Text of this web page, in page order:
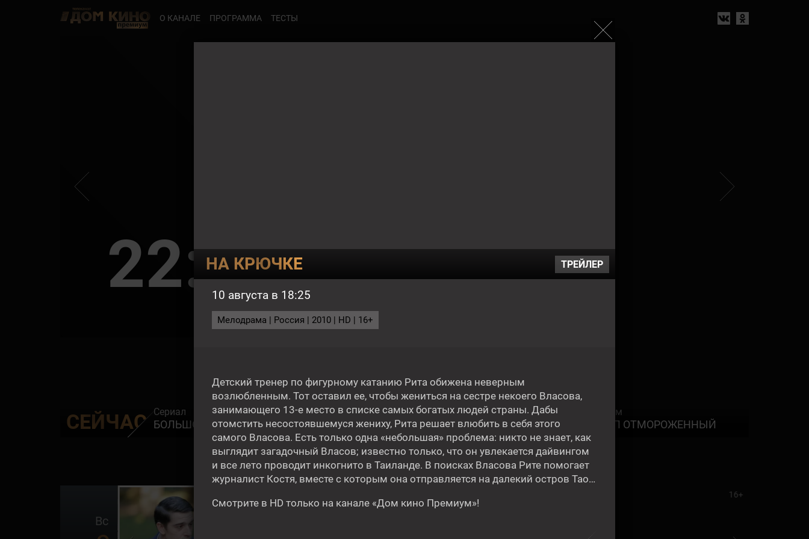
О КАНАЛЕ ПРОГРАММА ТЕСТЫ
22:35 БРАТ ВО ВСЁМ
СЕГОДНЯ
СЕЙЧАС Сериал
БОЛЬШОЕ НЕБО 22:35 Фильм
БРАТ ВО ВСЁМ 0:00 Фильм
КАРП ОТМОРОЖЕННЫЙ
Вс
16+
НА КРЮЧКЕ ТРЕЙЛЕР
10 августа в 18:25
Мелодрама | Россия | 2010 | HD | 16+
Детский тренер по фигурному катанию Рита обижена неверным
возлюбленным. Тот оставил ее, чтобы жениться на сестре некоего Власова,
занимающего 13-е место в списке самых богатых людей страны. Дабы
отомстить несостоявшемуся жениху, Рита решает влюбить в себя этого
самого Власова. Есть только одна «небольшая» проблема: никто не знает, как
выглядит загадочный Власов; известно только, что он увлекается дайвингом
и все лето проводит инкогнито в Таиланде. В поисках Власова Рите помогает
журналист Костя, вместе с которым она отправляется на далекий остров Тао…
Смотрите в HD только на канале «Дом кино Премиум»!